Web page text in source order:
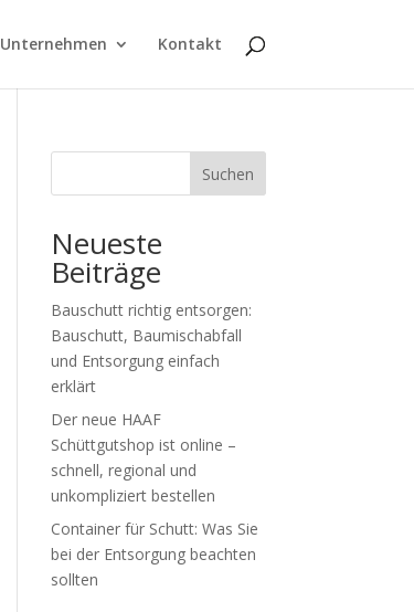
Unternehmen Kontakt
Suchen
Neueste
Beiträge
Bauschutt richtig entsorgen:
Bauschutt, Baumischabfall
und Entsorgung einfach
erklärt
Der neue HAAF
Schüttgutshop ist online –
schnell, regional und
unkompliziert bestellen
Container für Schutt: Was Sie
bei der Entsorgung beachten
sollten